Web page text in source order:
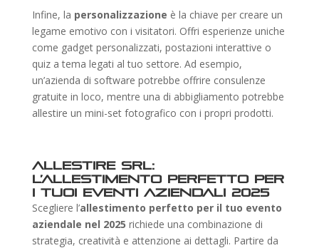
Infine, la personalizzazione è la chiave per creare un
legame emotivo con i visitatori. Offri esperienze uniche
come gadget personalizzati, postazioni interattive o
quiz a tema legati al tuo settore. Ad esempio,
un’azienda di software potrebbe offrire consulenze
gratuite in loco, mentre una di abbigliamento potrebbe
allestire un mini-set fotografico con i propri prodotti.
Allestire Srl:
l’allestimento perfetto per
i tuoi eventi aziendali 2025
Scegliere l’allestimento perfetto per il tuo evento
aziendale nel 2025 richiede una combinazione di
strategia, creatività e attenzione ai dettagli. Partire da